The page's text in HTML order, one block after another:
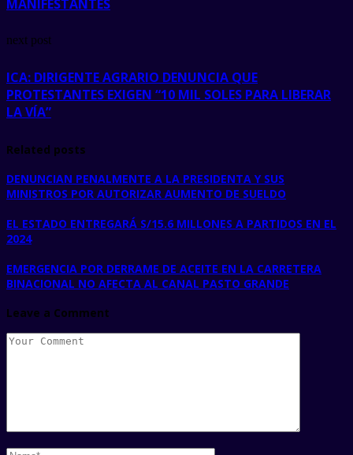
MANIFESTANTES
next post
ICA: DIRIGENTE AGRARIO DENUNCIA QUE
PROTESTANTES EXIGEN “10 MIL SOLES PARA LIBERAR
LA VÍA”
Related posts
DENUNCIAN PENALMENTE A LA PRESIDENTA Y SUS
MINISTROS POR AUTORIZAR AUMENTO DE SUELDO
EL ESTADO ENTREGARÁ S/15.6 MILLONES A PARTIDOS EN EL
2024
EMERGENCIA POR DERRAME DE ACEITE EN LA CARRETERA
BINACIONAL NO AFECTA AL CANAL PASTO GRANDE
Leave a Comment